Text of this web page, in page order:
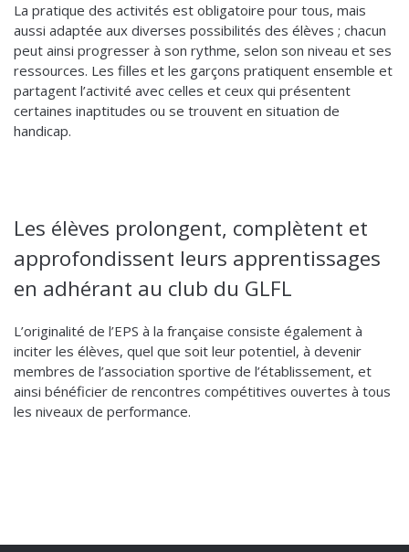
La pratique des activités est obligatoire pour tous, mais
aussi adaptée aux diverses possibilités des élèves ; chacun
peut ainsi progresser à son rythme, selon son niveau et ses
ressources. Les filles et les garçons pratiquent ensemble et
partagent l’activité avec celles et ceux qui présentent
certaines inaptitudes ou se trouvent en situation de
handicap.
Les élèves prolongent, complètent et
approfondissent leurs apprentissages
en adhérant au club du GLFL
L’originalité de l’EPS à la française consiste également à
inciter les élèves, quel que soit leur potentiel, à devenir
membres de l’association sportive de l’établissement, et
ainsi bénéficier de rencontres compétitives ouvertes à tous
les niveaux de performance.